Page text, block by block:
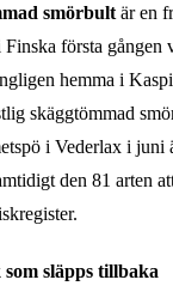
smörbult är en
Finska första gången
hemma i
skäggtömmad
i Vederlax i juni
den 81 arten
släpps tillbaka